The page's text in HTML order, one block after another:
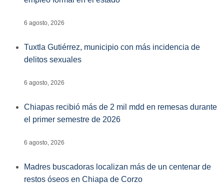
6 agosto, 2026
Tuxtla Gutiérrez, municipio con más incidencia de
delitos sexuales
6 agosto, 2026
Chiapas recibió más de 2 mil mdd en remesas durante
el primer semestre de 2026
6 agosto, 2026
Madres buscadoras localizan más de un centenar de
restos óseos en Chiapa de Corzo